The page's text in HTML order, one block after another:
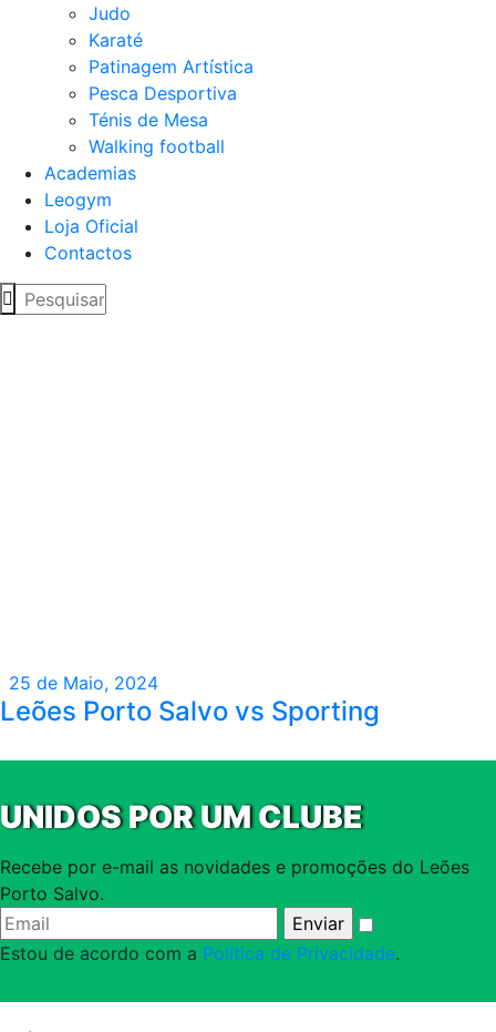
Judo
Karaté
Patinagem Artística
Pesca Desportiva
Ténis de Mesa
Walking football
Academias
Leogym
Loja Oficial
Contactos
25 de Maio, 2024
Leões Porto Salvo vs Sporting
UNIDOS POR UM CLUBE
Recebe por e-mail as novidades e promoções do Leões
Porto Salvo.
Estou de acordo com a Política de Privacidade.